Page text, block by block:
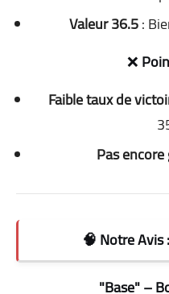
Valeur 36.5:
❌
Faible taux de
Pas
🧠 Notre
"Base" –